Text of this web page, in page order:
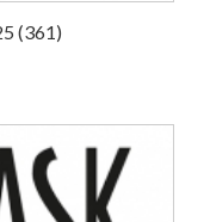
(361)